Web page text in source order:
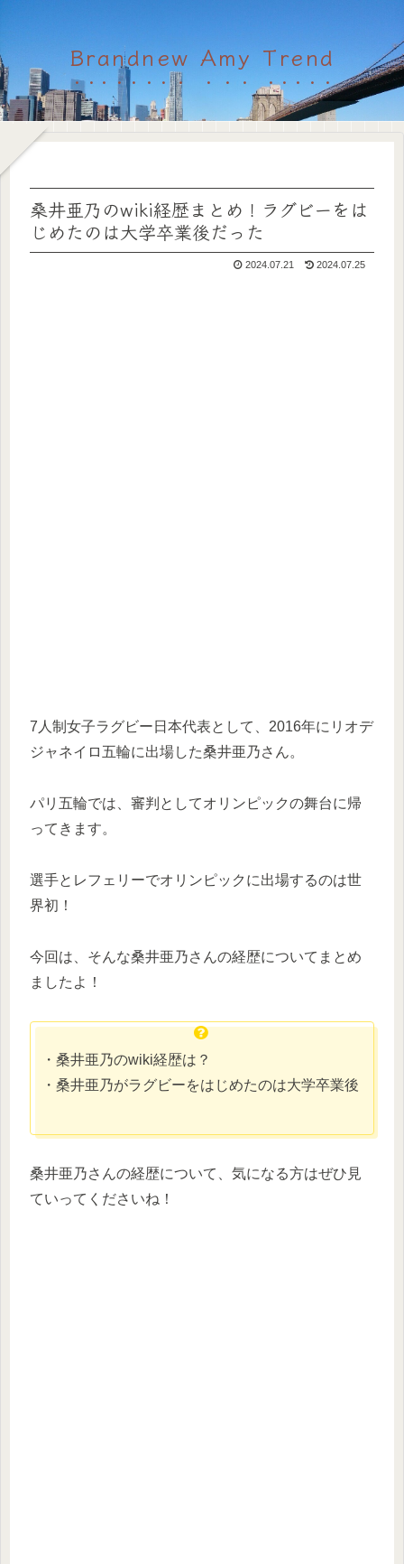
Brandnew Amy Trend
桑井亜乃のwiki経歴まとめ！ラグビーをは
じめたのは大学卒業後だった
2024.07.21 2024.07.25
7人制女子ラグビー日本代表として、2016年にリオデ
ジャネイロ五輪に出場した桑井亜乃さん。
パリ五輪では、審判としてオリンピックの舞台に帰
ってきます。
選手とレフェリーでオリンピックに出場するのは世
界初！
今回は、そんな桑井亜乃さんの経歴についてまとめ
ましたよ！
・桑井亜乃のwiki経歴は？
・桑井亜乃がラグビーをはじめたのは大学卒業後
桑井亜乃さんの経歴について、気になる方はぜひ見
ていってくださいね！